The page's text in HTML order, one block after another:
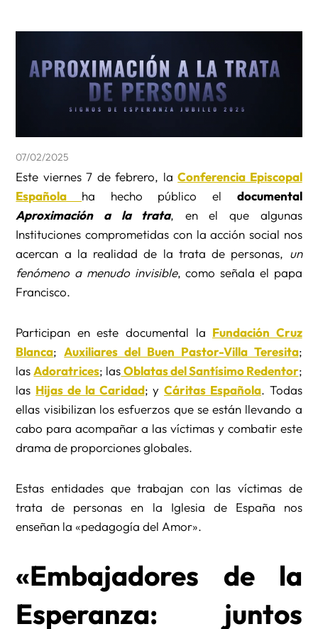
07/02/2025
Este viernes 7 de febrero, laConferencia Episcopal
Española ha hecho público el documental
Aproximación a la trata, en el que algunas
Instituciones comprometidas con la acción social nos
acercan a la realidad de la trata de personas, un
fenómeno a menudo invisible, como señala el papa
Francisco.
Participan en este documental la Fundación Cruz
Blanca;Auxiliares del Buen Pastor-Villa Teresita;
lasAdoratrices; lasOblatas del Santísimo Redentor;
las Hijas de la Caridad; yCáritas Española. Todas
ellas visibilizan los esfuerzos que se están llevando a
cabo para acompañar a las víctimas y combatir este
drama de proporciones globales.
Estas entidades que trabajan con las víctimas de
trata de personas en la Iglesia de España nos
enseñan la «pedagogía del Amor».
«Embajadores de la
Esperanza: juntos